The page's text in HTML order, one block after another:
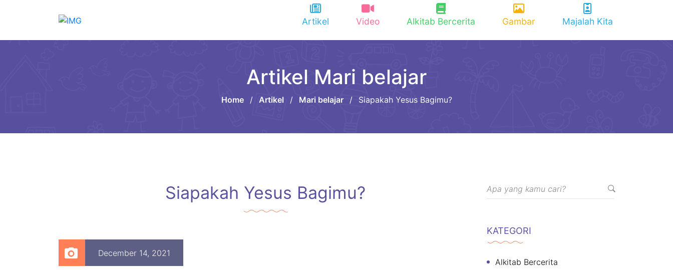
Artikel Video Alkitab Bercerita Gambar Majalah Kita
Artikel Mari belajar
Home / Artikel / Mari belajar / Siapakah Yesus Bagimu?
Siapakah Yesus Bagimu?
December 14, 2021
KATEGORI
Alkitab Bercerita